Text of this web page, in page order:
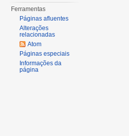
Ferramentas
Páginas afluentes
Alterações
relacionadas
Atom
Páginas especiais
Informações da
página